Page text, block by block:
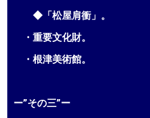
◆「松屋肩衝」。
・重要文化財。
・根津美術館。
ー”その三”ー